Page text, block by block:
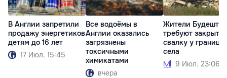
В Англии запретили
продажу энергетиков
детям до 16 лет
17 Июл. 15:45
Все водоёмы в
Англии оказались
загрязнены
токсичными
химикатами
вчера
Жители Будешт
требуют закрыть
свалку у границы
села
9 Июл. 23:06